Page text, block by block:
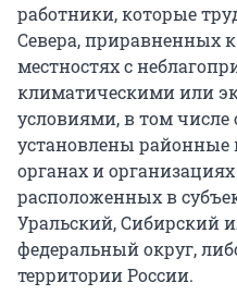
работники, которые
Севера, приравненных
местностях с
климатическими или
условиями, в том числе
установлены
органах и
расположенных в
Уральский, Сибирский
федеральный округ,
территории России.